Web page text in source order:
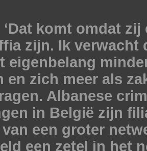
‘Dat komt omdat zij
zijn. Ik verwacht
eigenbelang
en zich meer als
Albanese
in België zijn
een groter
een zetel in het